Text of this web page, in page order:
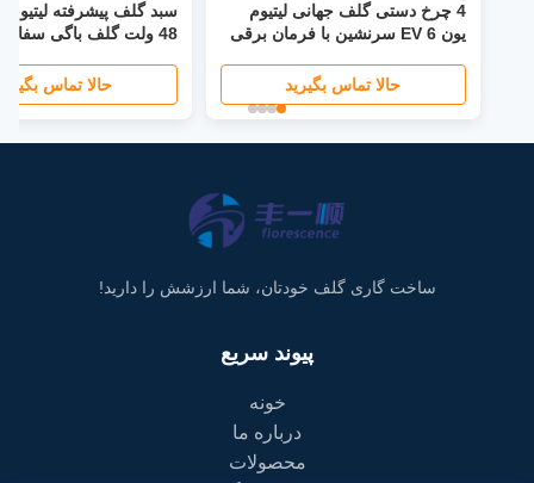
4 چرخ دستی گلف جهانی لیتیوم
یون EV 6 سرنشین با فرمان برقی
حالا تماس بگیرید
48 ولت گلف باگی سفارشی
حالا تماس
ساخت گاری گلف خودتان، شما ارزشش را دارید!
پيوند سريع
خونه
درباره ما
محصولات